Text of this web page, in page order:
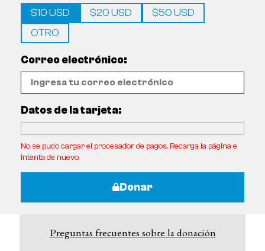
$10 USD
$20 USD
$50 USD
OTRO
Correo electrónico:
Datos de la tarjeta:
No se pudo cargar el procesador de pagos. Recarga la página e
intenta de nuevo.
Donar
Preguntas frecuentes sobre la donación